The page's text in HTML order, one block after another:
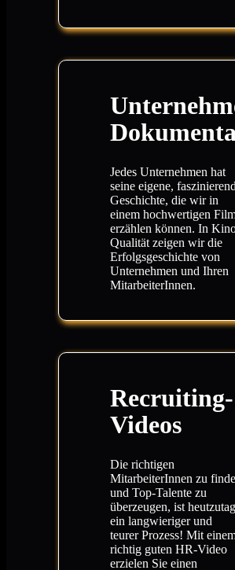
Jedes Unternehmen hat
seine eigene,
Geschichte, die wir in
einem hochwertigen
erzählen können. In
Qualität zeigen wir die
Erfolgsgeschichte von
Unternehmen und Ihren
MitarbeiterInnen.
Recruiting-
Videos
Die richtigen
MitarbeiterInnen zu
und Top-Talente zu
überzeugen, ist
ein langwieriger und
teurer Prozess! Mit
richtig guten HR-Video
erzielen Sie einen